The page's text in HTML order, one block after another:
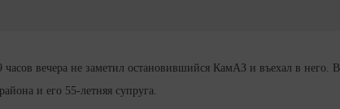
вечера не заметил остановившийся КамАЗ и въехал в него. В
и его 55-летняя супруга.